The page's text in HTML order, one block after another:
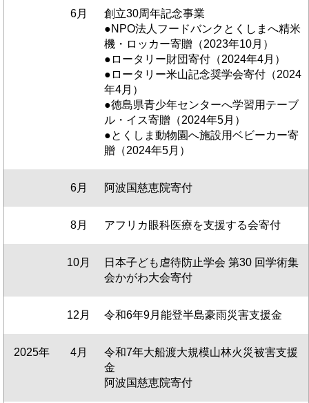
6月
創立30周年記念事業
●NPO法人フードバンクとくしまへ精米
機・ロッカー寄贈（2023年10月）
●ロータリー財団寄付（2024年4月）
●ロータリー米山記念奨学会寄付（2024
年4月）
●徳島県青少年センターへ学習用テーブ
ル・イス寄贈（2024年5月）
●とくしま動物園へ施設用ベビーカー寄
贈（2024年5月）
6月 阿波国慈恵院寄付
8月 アフリカ眼科医療を支援する会寄付
10月
日本子ども虐待防止学会 第30 回学術集
会かがわ大会寄付
12月 令和6年9月能登半島豪雨災害支援金
2025年 4月
令和7年大船渡大規模山林火災被害支援
金
阿波国慈恵院寄付